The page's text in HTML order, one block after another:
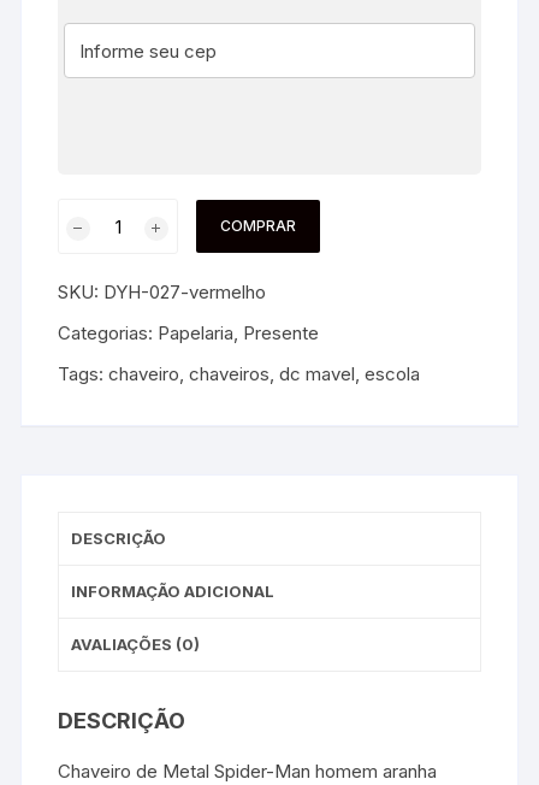
COMPRAR
SKU: DYH-027-vermelho
Categorias: Papelaria, Presente
Tags:chaveiro,chaveiros,dc mavel,escola
DESCRIÇÃO
INFORMAÇÃO ADICIONAL
AVALIAÇÕES (0)
DESCRIÇÃO
Chaveiro de Metal Spider-Man homem aranha